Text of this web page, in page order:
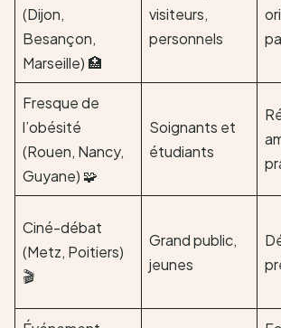
(Dijon,
Besançon,
Marseille) 🏥
visiteurs,
personnels
Fresque de
l’obésité
(Rouen, Nancy,
Guyane) 🧩
Soignants et
étudiants
Ciné-débat
(Metz, Poitiers)
🎬
Grand public,
jeunes